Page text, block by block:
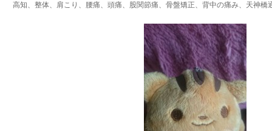
高知、整体、肩こり、腰痛、頭痛、股関節痛、骨盤矯正、背中の痛み、天神橋